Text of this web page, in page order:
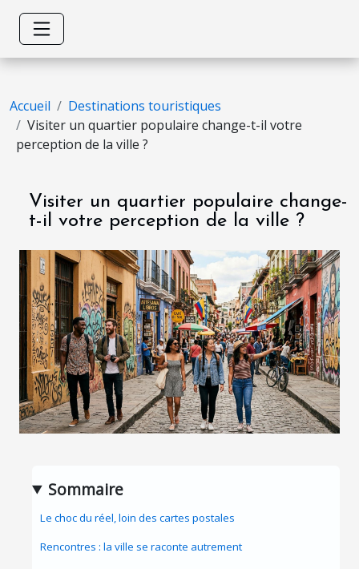
Accueil
Destinations touristiques
Visiter un quartier populaire change-t-il votre
perception de la ville ?
Visiter un quartier populaire change-
t-il votre perception de la ville ?
Sommaire
Le choc du réel, loin des cartes postales
Rencontres : la ville se raconte autrement